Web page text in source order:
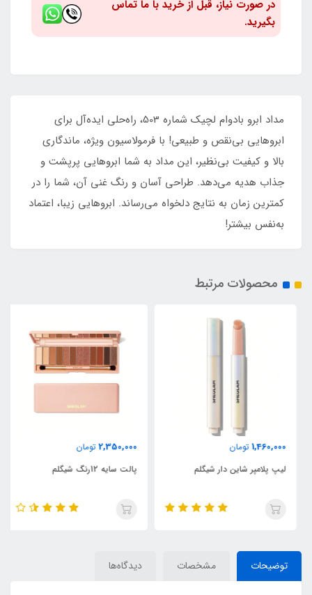
در صورت نیاز، قبل از خرید با ما تماس
بگیرید.
مداد ابرو بادوام لچیک شماره 503، راه‌حلی ایده‌آل برای
ابروهایی بی‌نقص و طبیعی! با فرمولاسیون ویژه، ماندگاری
بالا و کیفیت بی‌نظیر، این مداد به شما ابروهایی پرپشت و
جذاب هدیه می‌دهد. طراحی آسان و رنگ غنی آن، شما را در
کمترین زمان به نتایج دلخواه می‌رساند. ابروهایی زیبا، اعتماد
به‌نفس بیشتر!
محصولات مرتبط
1,460,000 تومان
لیپ پلامپر شاین دار شیگلم
2,350,000 تومان
پالت سایه 12رنگ شیگلم
توضیحات مشخصات دیدگاه‌ها